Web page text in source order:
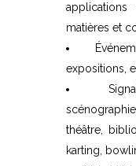
matières et
expositions,
théâtre,
karting,